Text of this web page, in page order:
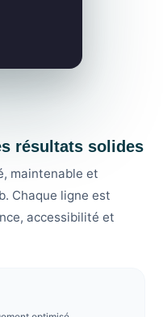
résultats solides
maintenable et
Chaque ligne est
accessibilité et